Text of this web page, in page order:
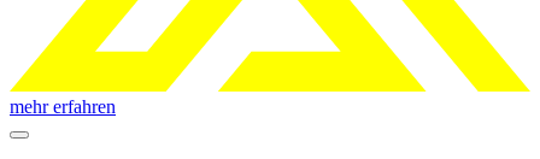
mehr erfahren